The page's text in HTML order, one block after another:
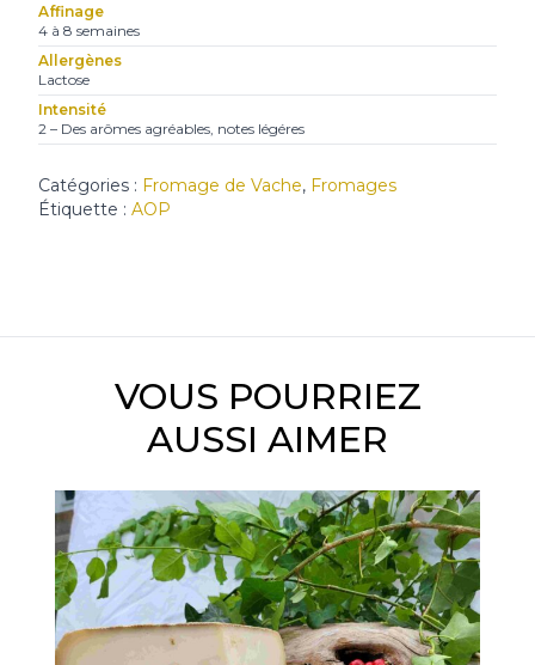
Affinage
4 à 8 semaines
Allergènes
Lactose
Intensité
2 – Des arômes agréables, notes légéres
Catégories : Fromage de Vache, Fromages
Étiquette : AOP
VOUS POURRIEZ
AUSSI AIMER